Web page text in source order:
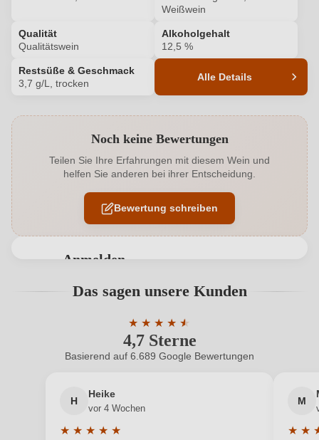
Weißwein
Qualität
Qualitätswein
Alkoholgehalt
12,5 %
Restsüße & Geschmack
3,7 g/L, trocken
Alle Details
Alkoholgehalt in % 12,5 %
Allergene Enthält Sulfite
Ausbau Edelstahltank
Bio-Kontrollstelle Shop
Mett & Weidenbach
Noch keine Bewertungen
Teilen Sie Ihre Erfahrungen mit diesem Wein und
helfen Sie anderen bei ihrer Entscheidung.
Bewertung schreiben
Anmelden
Benutzern abgegeben werden. Bitte loggen Sie sich
Neuer Kunde? Neuer Kunde?
Ihre E-Mail-Adresse
Das sagen unsere Kunden
4,7 Sterne
★ ★ ★ ★ ★
★
Durchschnittliche Bewertung von 4.7
Basierend auf 6.689 Google Bewertungen
H
Heike
vor 4 Wochen
★ ★ ★ ★ ★
M
★ ★